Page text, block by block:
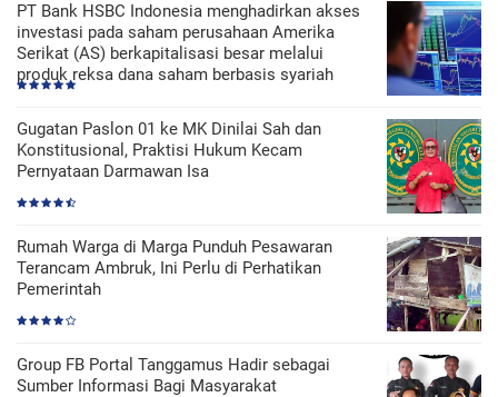
PT Bank HSBC Indonesia menghadirkan akses
investasi pada saham perusahaan Amerika
Serikat (AS) berkapitalisasi besar melalui
produk reksa dana saham berbasis syariah
Gugatan Paslon 01 ke MK Dinilai Sah dan
Konstitusional, Praktisi Hukum Kecam
Pernyataan Darmawan Isa
Rumah Warga di Marga Punduh Pesawaran
Terancam Ambruk, Ini Perlu di Perhatikan
Pemerintah
Group FB Portal Tanggamus Hadir sebagai
Sumber Informasi Bagi Masyarakat